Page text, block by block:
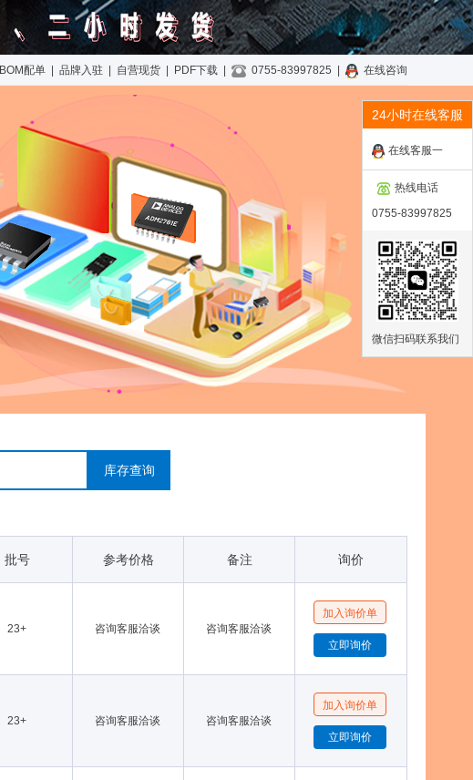
BOM配单 品牌入驻 自营现货 PDF下载 0755-83997825 在线咨询
库存查询
批号 参考价格 备注 询价
23+ 咨询客服洽谈 咨询客服洽谈
23+ 咨询客服洽谈 咨询客服洽谈
24小时在线客服
在线客服一
热线电话
0755-83997825
微信扫码联系我们